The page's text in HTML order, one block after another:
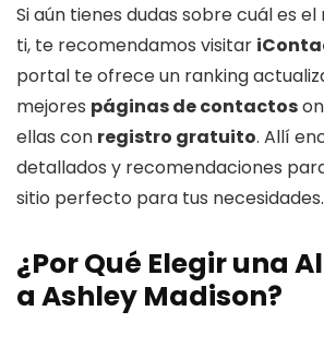
Si aún tienes dudas sobre cuál es
ti, te recomendamos visitar
portal te ofrece un ranking
mejores páginas de contactos
ellas con registro gratuito. Allí
detallados y recomendaciones
sitio perfecto para tus necesidades.
¿Por Qué Elegir una
a Ashley Madison?